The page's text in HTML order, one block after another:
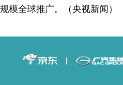
规模全球推广。（央视新闻）